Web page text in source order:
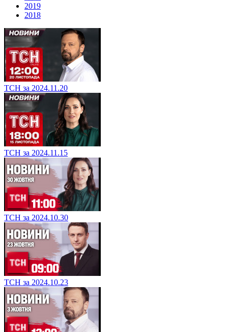
2019
2018
ТСН за 2024.11.20
ТСН за 2024.11.15
ТСН за 2024.10.30
ТСН за 2024.10.23